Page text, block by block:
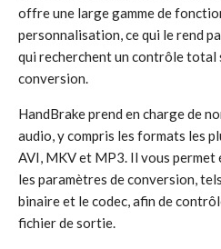
offre une large gamme de
personnalisation, ce qui le rend
qui recherchent un contrôle total
conversion.
HandBrake prend en charge de
audio, y compris les formats les
AVI, MKV et MP3. Il vous
les paramètres de conversion,
binaire et le codec, afin de
fichier de sortie.